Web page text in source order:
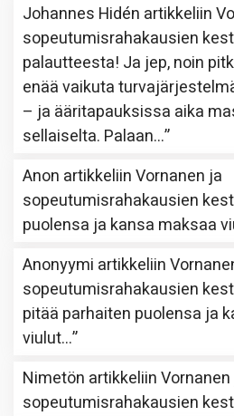
Johannes Hidén artikkeliin
sopeutumisrahakausien
palautteesta! Ja jep, noin
enää vaikuta
– ja ääritapauksissa aika
sellaiselta. Palaan…”
Anon artikkeliinVornanen ja
sopeutumisrahakausien
puolensa ja kansa maksaa
Anonyymi artikkeliin
sopeutumisrahakausien
pitää parhaiten puolensa ja
viulut…”
Nimetön artikkeliin
sopeutumisrahakausien